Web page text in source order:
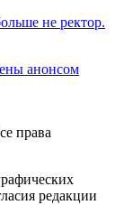
не ректор.
анонсом
права
редакции